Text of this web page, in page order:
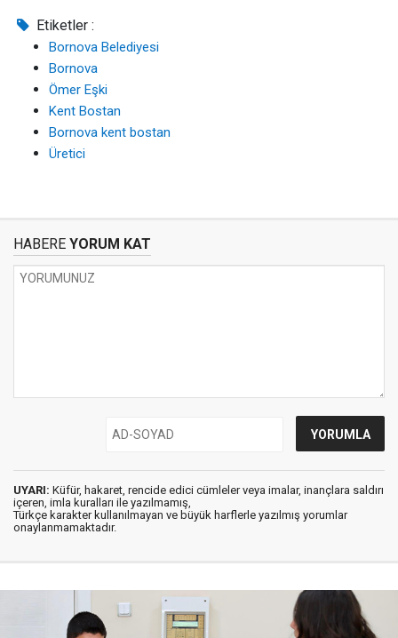
Etiketler :
Bornova Belediyesi
Bornova
Ömer Eşki
Kent Bostan
Bornova kent bostan
Üretici
HABERE YORUM KAT
UYARI: Küfür, hakaret, rencide edici cümleler veya imalar, inançlara saldırı
içeren, imla kuralları ile yazılmamış,
Türkçe karakter kullanılmayan ve büyük harflerle yazılmış yorumlar
onaylanmamaktadır.